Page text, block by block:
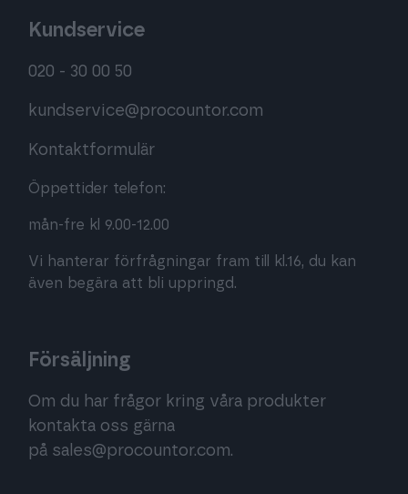
Kundservice
020 - 30 00 50
kundservice@procountor.com
Kontaktformulär
Öppettider telefon:
mån-fre kl 9.00-12.00
Vi hanterar förfrågningar fram till kl.16, du kan
även begära att bli uppringd.
Försäljning
Om du har frågor kring våra produkter
kontakta oss gärna
på sales@procountor.com.